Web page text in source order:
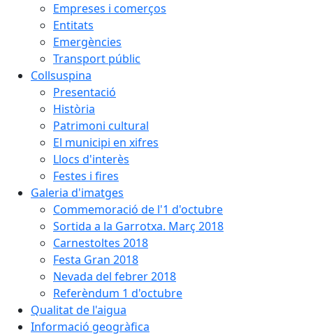
Empreses i comerços
Entitats
Emergències
Transport públic
Collsuspina
Presentació
Història
Patrimoni cultural
El municipi en xifres
Llocs d'interès
Festes i fires
Galeria d'imatges
Commemoració de l'1 d'octubre
Sortida a la Garrotxa. Març 2018
Carnestoltes 2018
Festa Gran 2018
Nevada del febrer 2018
Referèndum 1 d'octubre
Qualitat de l'aigua
Informació geogràfica